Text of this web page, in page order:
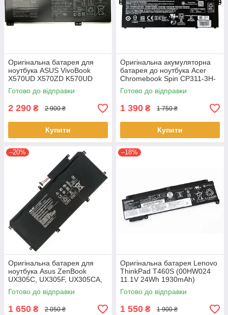
Оригінальна батарея для
ноутбука ASUS VivoBook
X570UD X570ZD K570UD
K570ZD R570UD R570ZD
F570UD - B31N1723
Готово до відправки
2 290 ₴ 2 900 ₴
Купити
Оригінальна акумуляторна
батарея до ноутбука Acer
Chromebook Spin CP311-3H-
K2RJ CP311-2H-C679 CP513-
1HL CP513-1H - AP16L8J
Готово до відправки
1 390 ₴ 1 750 ₴
Купити
–20%
Оригінальна батарея для
ноутбука Asus ZenBook
UX305C, UX305F, UX305CA,
UX305FA - C31N1411 (+11.4 V
45Wh) АКБ
Готово до відправки
1 650 ₴ 2 050 ₴
–18%
Оригінальна батарея Lenovo
ThinkPad T460S (00HW024
11.1V 24Wh 1930mAh)
Акумулятор, АКБ для
ноутбука
Готово до відправки
1 550 ₴ 1 900 ₴